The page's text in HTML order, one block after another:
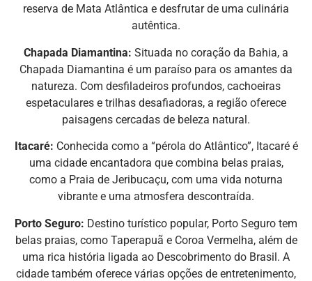
reserva de Mata Atlântica e desfrutar de uma culinária
autêntica.
Chapada Diamantina: Situada no coração da Bahia, a
Chapada Diamantina é um paraíso para os amantes da
natureza. Com desfiladeiros profundos, cachoeiras
espetaculares e trilhas desafiadoras, a região oferece
paisagens cercadas de beleza natural.
Itacaré: Conhecida como a “pérola do Atlântico”, Itacaré é
uma cidade encantadora que combina belas praias,
como a Praia de Jeribucaçu, com uma vida noturna
vibrante e uma atmosfera descontraída.
Porto Seguro: Destino turístico popular, Porto Seguro tem
belas praias, como Taperapuã e Coroa Vermelha, além de
uma rica história ligada ao Descobrimento do Brasil. A
cidade também oferece várias opções de entretenimento,